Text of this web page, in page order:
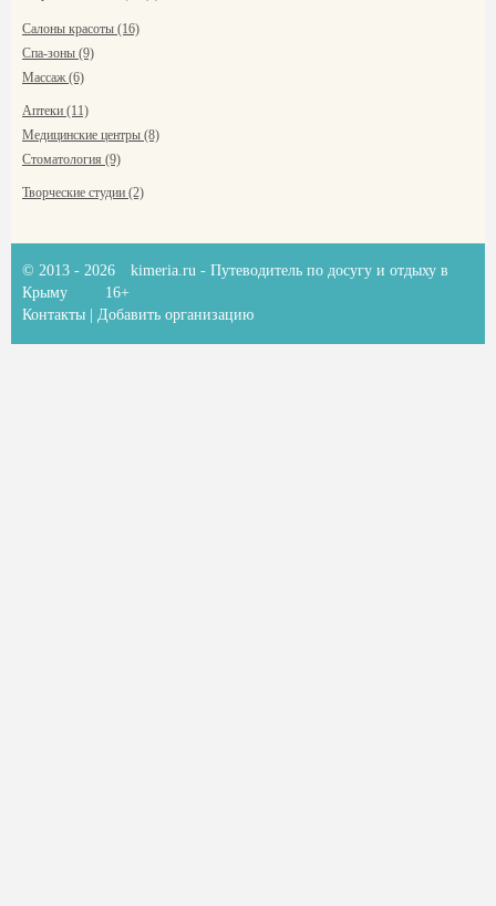
Салоны красоты (16)
Спа-зоны (9)
Массаж (6)
Аптеки (11)
Медицинские центры (8)
Стоматология (9)
Творческие студии (2)
© 2013 - 2026 kimeria.ru - Путеводитель по досугу и отдыху в
Крыму
16+
Контакты
Добавить организацию